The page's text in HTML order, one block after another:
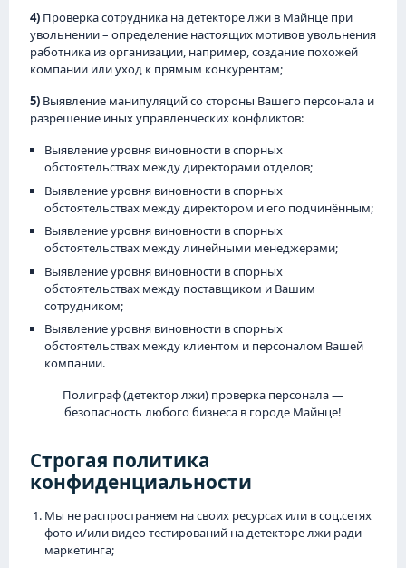
4) Проверка сотрудника на детекторе лжи в Майнце при
увольнении – определение настоящих мотивов увольнения
работника из организации, например, создание похожей
компании или уход к прямым конкурентам;
5) Выявление манипуляций со стороны Вашего персонала и
разрешение иных управленческих конфликтов:
Выявление уровня виновности в спорных
обстоятельствах между директорами отделов;
Выявление уровня виновности в спорных
обстоятельствах между директором и его подчинённым;
Выявление уровня виновности в спорных
обстоятельствах между линейными менеджерами;
Выявление уровня виновности в спорных
обстоятельствах между поставщиком и Вашим
сотрудником;
Выявление уровня виновности в спорных
обстоятельствах между клиентом и персоналом Вашей
компании.
Полиграф (детектор лжи) проверка персонала —
безопасность любого бизнеса в городе Майнце!
Строгая политика
конфиденциальности
Мы не распространяем на своих ресурсах или в соц.сетях
фото и/или видео тестирований на детекторе лжи ради
маркетинга;